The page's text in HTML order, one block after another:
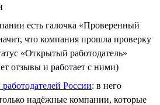
есть галочка «Проверенный
что компания прошла проверку
«Открытый работодатель»
отзывы и работает с ними)
России: в него
надёжные компании, которые